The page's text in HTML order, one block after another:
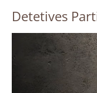
Detetives